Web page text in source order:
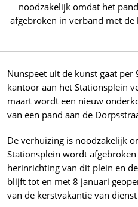
noodzakelijk omdat het
afgebroken in verband met
Nunspeet uit de kunst gaat per
kantoor aan het Stationsplein
maart wordt een nieuw
van een pand aan de
De verhuizing is noodzakelijk
Stationsplein wordt
herinrichting van dit plein en
blijft tot en met 8 januari
van de kerstvakantie van